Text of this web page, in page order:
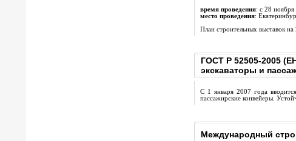
время проведения: с 28 ноября
место проведения:
План строительных выставок на
ГОСТ Р 52505-2005
экскаваторы и
С 1 января 2007 года
пассажирские конвейеры.
Международный